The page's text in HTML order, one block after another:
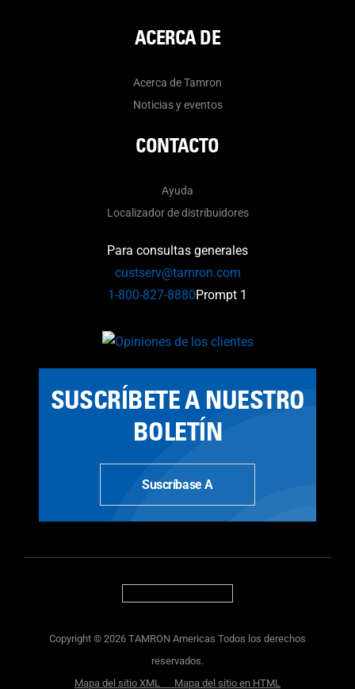
ACERCA DE
Acerca de Tamron
Noticias y eventos
CONTACTO
Ayuda
Localizador de distribuidores
Para consultas generales
custserv@tamron.com
1-800-827-8880Prompt 1
SUSCRÍBETE A NUESTRO
BOLETÍN
Suscríbase A
Copyright © 2026 TAMRON Americas Todos los derechos
reservados.
Mapa del sitio XML
Mapa del sitio en HTML